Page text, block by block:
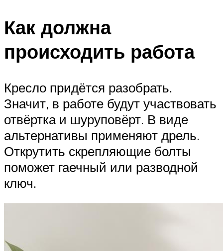
Как должна
происходить работа
Кресло придётся разобрать.
Значит, в работе будут участвовать
отвёртка и шуруповёрт. В виде
альтернативы применяют дрель.
Открутить скрепляющие болты
поможет гаечный или разводной
ключ.